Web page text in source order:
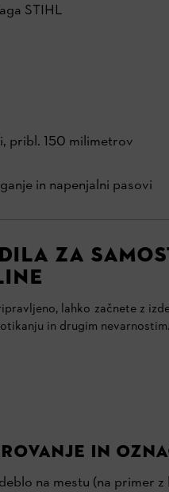
STIHL
pribl. 150 milimetrov
in napenjalni pasovi
ZA
lahko začnete z
in drugim nevarnostim.
in
na mestu (na primer z